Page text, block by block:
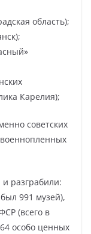
область);
Карелия);
советских
разграбили:
991 музей),
(всего в
особо ценных